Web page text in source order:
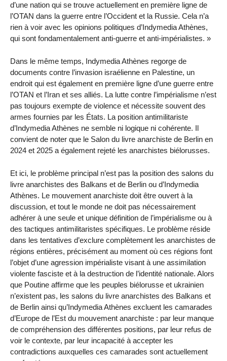
d’une nation qui se trouve actuellement en première ligne de
l’OTAN dans la guerre entre l’Occident et la Russie. Cela n’a
rien à voir avec les opinions politiques d’Indymedia Athènes,
qui sont fondamentalement anti-guerre et anti-impérialistes. »
Dans le même temps, Indymedia Athènes regorge de
documents contre l’invasion israélienne en Palestine, un
endroit qui est également en première ligne d’une guerre entre
l’OTAN et l’Iran et ses alliés. La lutte contre l’impérialisme n’est
pas toujours exempte de violence et nécessite souvent des
armes fournies par les États. La position antimilitariste
d’Indymedia Athènes ne semble ni logique ni cohérente. Il
convient de noter que le Salon du livre anarchiste de Berlin en
2024 et 2025 a également rejeté les anarchistes biélorusses.
Et ici, le problème principal n’est pas la position des salons du
livre anarchistes des Balkans et de Berlin ou d’Indymedia
Athènes. Le mouvement anarchiste doit être ouvert à la
discussion, et tout le monde ne doit pas nécessairement
adhérer à une seule et unique définition de l’impérialisme ou à
des tactiques antimilitaristes spécifiques. Le problème réside
dans les tentatives d’exclure complètement les anarchistes de
régions entières, précisément au moment où ces régions font
l’objet d’une agression impérialiste visant à une assimilation
violente fasciste et à la destruction de l’identité nationale. Alors
que Poutine affirme que les peuples biélorusse et ukrainien
n’existent pas, les salons du livre anarchistes des Balkans et
de Berlin ainsi qu’Indymedia Athènes excluent les camarades
d’Europe de l’Est du mouvement anarchiste : par leur manque
de compréhension des différentes positions, par leur refus de
voir le contexte, par leur incapacité à accepter les
contradictions auxquelles ces camarades sont actuellement